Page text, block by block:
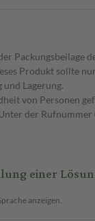
Produkt sollte
Lagerung.
von Personen
der
einer
anzeigen.